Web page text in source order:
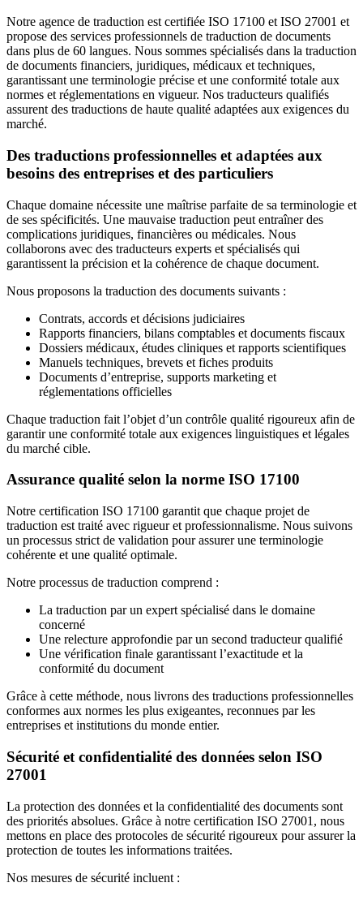
Notre agence de traduction est certifiée ISO 17100 et ISO 27001 et
propose des services professionnels de traduction de documents
dans plus de 60 langues. Nous sommes spécialisés dans la traduction
de documents financiers, juridiques, médicaux et techniques,
garantissant une terminologie précise et une conformité totale aux
normes et réglementations en vigueur. Nos traducteurs qualifiés
assurent des traductions de haute qualité adaptées aux exigences du
marché.
Des traductions professionnelles et adaptées aux
besoins des entreprises et des particuliers
Chaque domaine nécessite une maîtrise parfaite de sa terminologie et
de ses spécificités. Une mauvaise traduction peut entraîner des
complications juridiques, financières ou médicales. Nous
collaborons avec des traducteurs experts et spécialisés qui
garantissent la précision et la cohérence de chaque document.
Nous proposons la traduction des documents suivants :
Contrats, accords et décisions judiciaires
Rapports financiers, bilans comptables et documents fiscaux
Dossiers médicaux, études cliniques et rapports scientifiques
Manuels techniques, brevets et fiches produits
Documents d’entreprise, supports marketing et
réglementations officielles
Chaque traduction fait l’objet d’un contrôle qualité rigoureux afin de
garantir une conformité totale aux exigences linguistiques et légales
du marché cible.
Assurance qualité selon la norme ISO 17100
Notre certification ISO 17100 garantit que chaque projet de
traduction est traité avec rigueur et professionnalisme. Nous suivons
un processus strict de validation pour assurer une terminologie
cohérente et une qualité optimale.
Notre processus de traduction comprend :
La traduction par un expert spécialisé dans le domaine
concerné
Une relecture approfondie par un second traducteur qualifié
Une vérification finale garantissant l’exactitude et la
conformité du document
Grâce à cette méthode, nous livrons des traductions professionnelles
conformes aux normes les plus exigeantes, reconnues par les
entreprises et institutions du monde entier.
Sécurité et confidentialité des données selon ISO
27001
La protection des données et la confidentialité des documents sont
des priorités absolues. Grâce à notre certification ISO 27001, nous
mettons en place des protocoles de sécurité rigoureux pour assurer la
protection de toutes les informations traitées.
Nos mesures de sécurité incluent :